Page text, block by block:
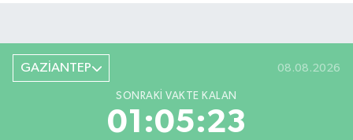
GAZİANTEP 08.08.2026
SONRAKI VAKTE KALAN
01:05:22